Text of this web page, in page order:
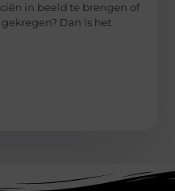
in beeld te brengen of
Dan is het